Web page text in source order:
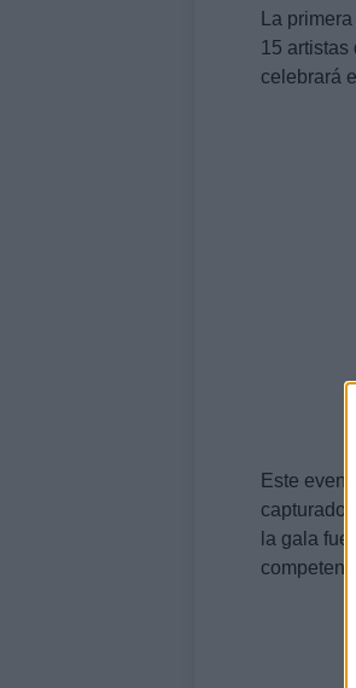
La
15 artistas
celebrará
Este
capturado
la gala